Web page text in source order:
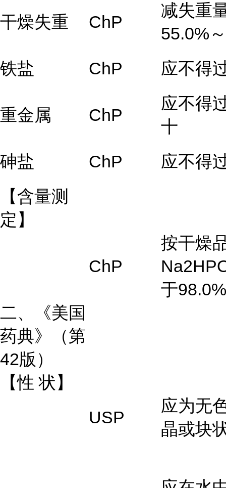
干燥失重
ChP
减失重
55.0%
铁盐
ChP 应不得
重金属 ChP
应不得
十
砷盐
ChP
应不得
【含量测
定】
ChP
按干燥
于98.0%
二、《美国
药典》（第
42版）
【性 状】
USP
应为无
晶或块